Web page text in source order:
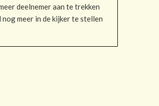
deelnemer aan te trekken
meer in de kijker te stellen